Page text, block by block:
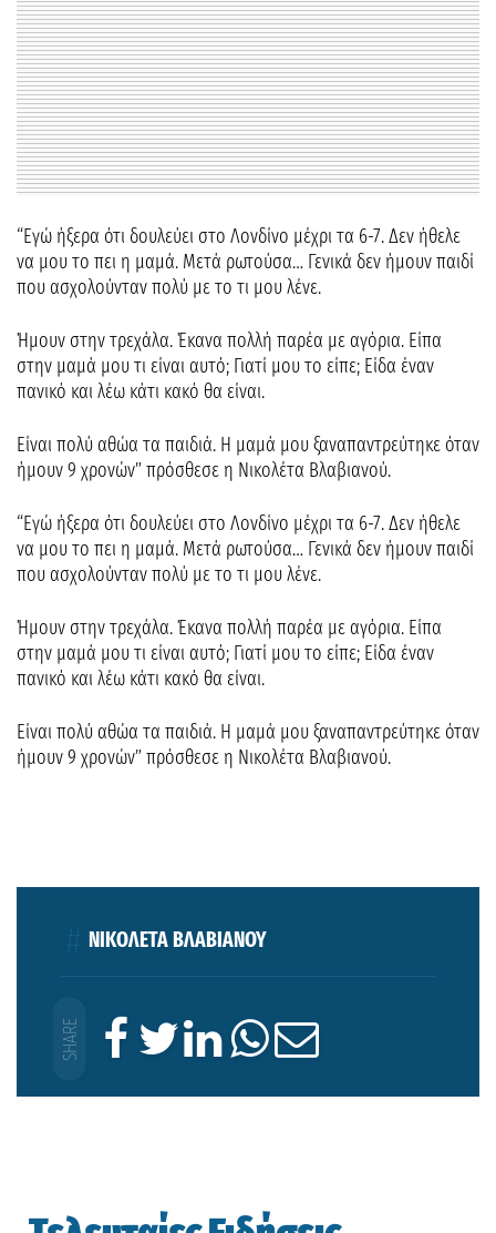
“Εγώ ήξερα ότι δουλεύει στο Λονδίνο μέχρι τα 6-7. Δεν ήθελε
να μου το πει η μαμά. Μετά ρωτούσα… Γενικά δεν ήμουν παιδί
που ασχολούνταν πολύ με το τι μου λένε.
Ήμουν στην τρεχάλα. Έκανα πολλή παρέα με αγόρια. Είπα
στην μαμά μου τι είναι αυτό; Γιατί μου το είπε; Είδα έναν
πανικό και λέω κάτι κακό θα είναι.
Είναι πολύ αθώα τα παιδιά. Η μαμά μου ξαναπαντρεύτηκε όταν
ήμουν 9 χρονών” πρόσθεσε η Νικολέτα Βλαβιανού.
“Εγώ ήξερα ότι δουλεύει στο Λονδίνο μέχρι τα 6-7. Δεν ήθελε
να μου το πει η μαμά. Μετά ρωτούσα… Γενικά δεν ήμουν παιδί
που ασχολούνταν πολύ με το τι μου λένε.
Ήμουν στην τρεχάλα. Έκανα πολλή παρέα με αγόρια. Είπα
στην μαμά μου τι είναι αυτό; Γιατί μου το είπε; Είδα έναν
πανικό και λέω κάτι κακό θα είναι.
Είναι πολύ αθώα τα παιδιά. Η μαμά μου ξαναπαντρεύτηκε όταν
ήμουν 9 χρονών” πρόσθεσε η Νικολέτα Βλαβιανού.
ΝΙΚΟΛΕΤΑ ΒΛΑΒΙΑΝΟΥ